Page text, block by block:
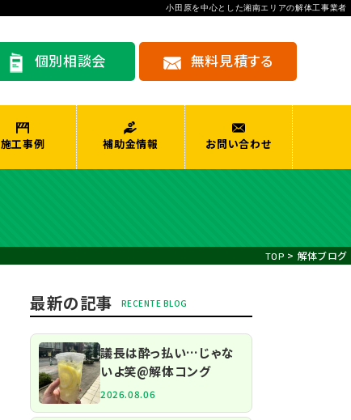
小田原を中心とした湘南エリアの解体工事業者
個別相談会 無料見積する
施工事例 補助金情報 お問い合わせ
TOP > 解体ブログ
最新の記事
議長は酔っ払い…じゃな
いよ笑@解体コング
2026.08.06